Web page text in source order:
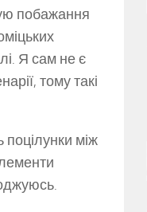
побажання
Я сам не є
тому такі
між